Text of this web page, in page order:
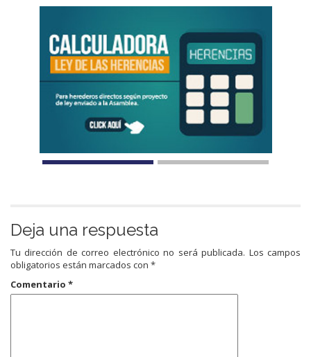
Deja una respuesta
Tu dirección de correo electrónico no será publicada. Los campos
obligatorios están marcados con *
Comentario *